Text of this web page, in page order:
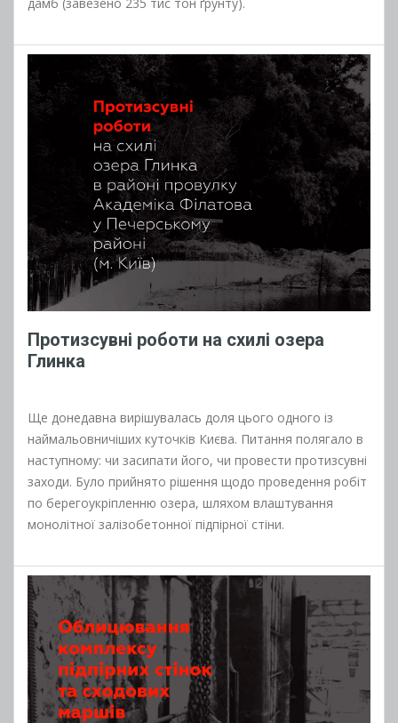
Протизсувні роботи на схилі озера
Глинка
Ще донедавна вирішувалась доля цього одного із
наймальовничіших куточків Києва. Питання полягало в
наступному: чи засипати його, чи провести протизсувні
заходи. Було прийнято рішення щодо проведення робіт
по берегоукріпленню озера, шляхом влаштування
монолітної залізобетонної підпірної стіни.